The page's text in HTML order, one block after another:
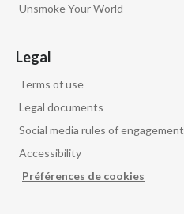
Unsmoke Your World
Legal
Terms of use
Legal documents
Social media rules of engagement
Accessibility
Préférences de cookies